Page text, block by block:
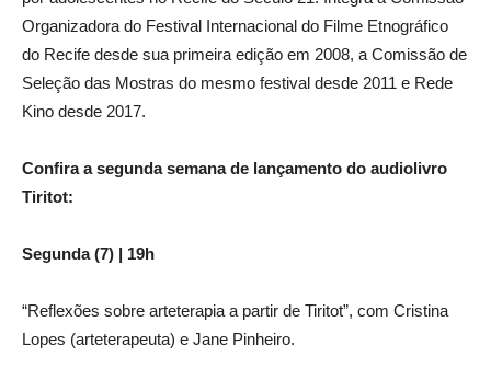
Organizadora do Festival Internacional do Filme Etnográfico
do Recife desde sua primeira edição em 2008, a Comissão de
Seleção das Mostras do mesmo festival desde 2011 e Rede
Kino desde 2017.
Confira a segunda semana de lançamento do audiolivro
Tiritot:
Segunda (7) | 19h
“Reflexões sobre arteterapia a partir de Tiritot”, com Cristina
Lopes (arteterapeuta) e Jane Pinheiro.